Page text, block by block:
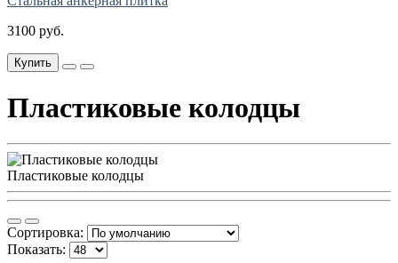
3100 руб.
Купить
Пластиковые колодцы
Пластиковые колодцы
Сортировка:
Показать: